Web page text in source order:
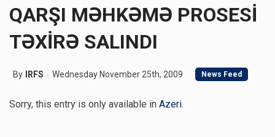
QARŞI MƏHKƏMƏ PROSESİ
TƏXİRƏ SALINDI
By IRFS Wednesday November 25th, 2009 News Feed
Sorry, this entry is only available in Azeri.